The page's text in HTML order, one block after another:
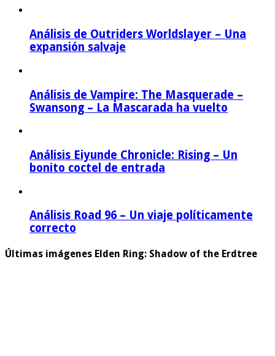
Análisis de Outriders Worldslayer – Una
expansión salvaje
Análisis de Vampire: The Masquerade –
Swansong – La Mascarada ha vuelto
Análisis Eiyunde Chronicle: Rising – Un
bonito coctel de entrada
Análisis Road 96 – Un viaje políticamente
correcto
Últimas imágenes Elden Ring: Shadow of the Erdtree